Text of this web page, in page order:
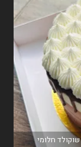
חלומי